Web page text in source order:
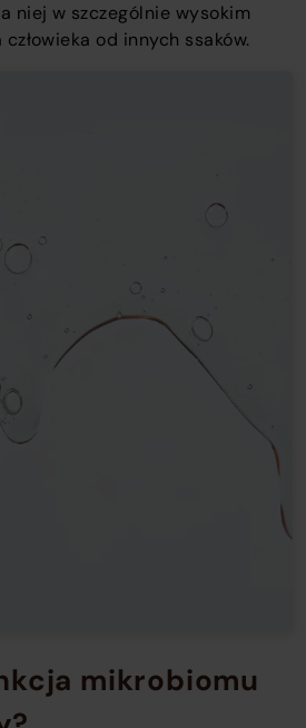
niej w szczególnie wysokim
od innych ssaków.
mikrobiomu